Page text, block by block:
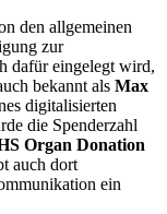
den allgemeinen
zur
dafür eingelegt wird,
bekannt als Max
digitalisierten
die Spenderzahl
Organ Donation
auch dort
ein